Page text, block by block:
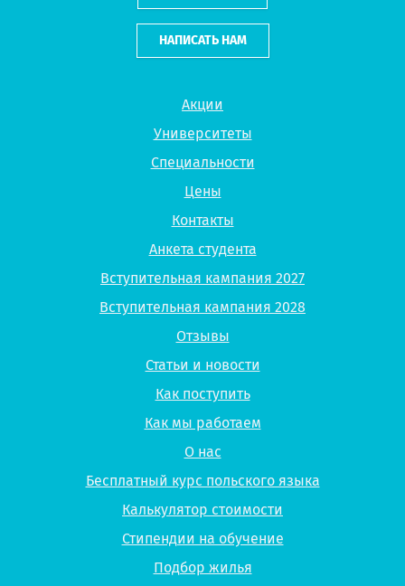
Акции
Университеты
Специальности
Цены
Контакты
Анкета студента
Вступительная кампания 2027
Вступительная кампания 2028
Отзывы
Статьи и новости
Как поступить
Как мы работаем
О нас
Бесплатный курс польского языка
Калькулятор стоимости
Стипендии на обучение
Подбор жилья
НАПИСАТЬ НАМ